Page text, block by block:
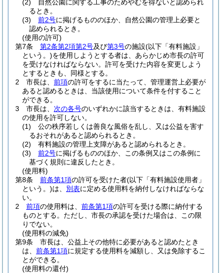
(2)
自然公園に関する工事のためやむを得ないと認められ
るとき。
(3)
前2号に掲げるもののほか、自然公園の管理上必要と
認められるとき。
(使用の許可)
第7条
第2条第2項第2号及び第3号の施設(以下「有料施設」
という。)を使用しようとする者は、あらかじめ市長の許可
を受けなければならない。 許可を受けた内容を変更しよう
とするときも、同様とする。
2
市長は、 前項の許可をするに当たって、管理運営上必要が
あると認めるときは、当該使用について条件を付すること
ができる。
3
市長は、 次の各号のいずれかに該当するときは、有料施設
の使用を許可しない。
(1)
公の秩序若しくは善良な風俗を乱し、又は公益を害す
るおそれがあると認められるとき。
(2)
有料施設の管理上支障があると認められるとき。
(3)
前2号に掲げるもののほか、この条例又はこの条例に
基づく規則に違反したとき。
(使用料)
第8条
前条第1項の許可を受けた者(以下「有料施設使用者」
という。)は、 別表に定める使用料を納付しなければならな
い。
2
前項の使用料は、 前条第1項の許可を受ける際に納付する
ものとする。 ただし、市長の承認を受けた場合は、この限
りでない。
(使用料の減免)
第9条
市長は、公益上その他特に必要があると認めたとき
は、 前条第1項に規定する使用料を減額し、又は免除するこ
とができる。
(使用料の還付)